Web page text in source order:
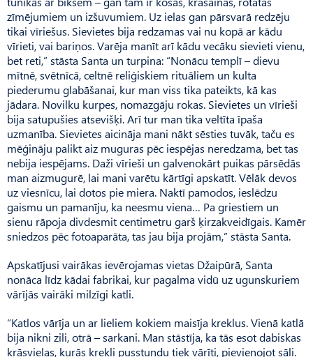
zīmējumiem un izšuvumiem. Uz ielas gan pārsvarā redzēju
tikai vīriešus. Sievietes bija redzamas vai nu kopā ar kādu
vīrieti, vai bariņos. Varēja manīt arī kādu vecāku sievieti vienu,
bet reti,” stāsta Santa un turpina: “Nonācu templī – dievu
mītnē, svētnīcā, celtnē reliģiskiem rituāliem un kulta
piederumu glabāšanai, kur man viss tika pateikts, kā kas
jādara. Novilku kurpes, nomazgāju rokas. Sievietes un vīrieši
bija satupušies atsevišķi. Arī tur man tika veltīta īpaša
uzmanība. Sievietes aicināja mani nākt sēsties tuvāk, taču es
mēģināju palikt aiz muguras pēc iespējas neredzama, bet tas
nebija iespējams. Daži vīrieši un galvenokārt puikas pārsēdās
man aizmugurē, lai mani varētu kārtīgi apskatīt. Vēlāk devos
uz viesnīcu, lai dotos pie miera. Naktī pamodos, ieslēdzu
gaismu un pamanīju, ka neesmu viena… Pa griestiem un
sienu rāpoja divdesmit centimetru garš ķirzakveidīgais. Kamēr
sniedzos pēc fotoaparāta, tas jau bija projām,” stāsta Santa.
Apskatījusi vairākas ievērojamas vietas Džaipūrā, Santa
nonāca līdz kādai fabrikai, kur pagalma vidū uz ugunskuriem
vārījās vairāki milzīgi katli.
“Katlos vārīja un ar lieliem kokiem maisīja kreklus. Vienā katlā
bija nikni zili, otrā – sarkani. Man stāstīja, ka tās esot dabiskas
krāsvielas, kurās krekli pusstundu tiek vārīti, pievienojot sāli.